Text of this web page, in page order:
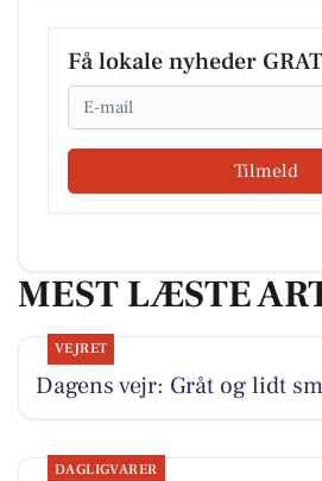
Få lokale nyheder
Email
Tilmeld
MEST LÆSTE
VEJRET
Dagens vejr: Gråt og lidt
DAGLIGVARER